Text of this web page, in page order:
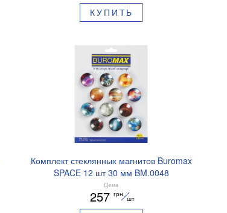
КУПИТЬ
Комплект стеклянных магнитов Buromax
SPACE 12 шт 30 мм BM.0048
Цена
257 грн
шт